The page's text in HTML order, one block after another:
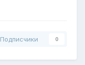
Подписчики 0